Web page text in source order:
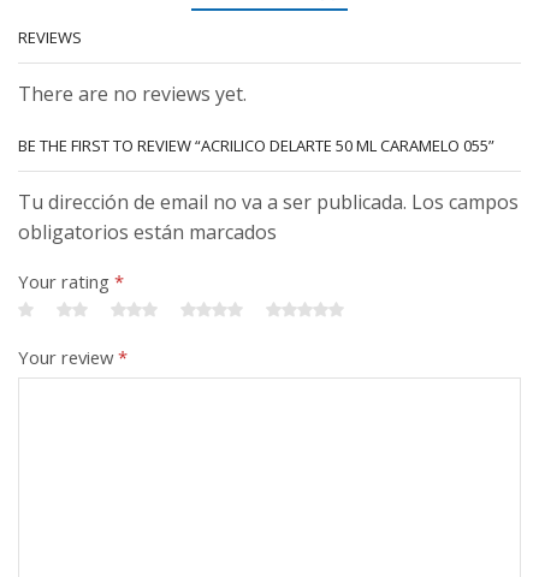
REVIEWS
There are no reviews yet.
BE THE FIRST TO REVIEW “ACRILICO DELARTE 50 ML CARAMELO 055”
Tu dirección de email no va a ser publicada. Los campos
obligatorios están marcados
Your rating *
Your review*